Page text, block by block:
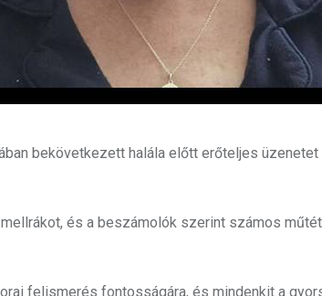
bekövetkezett halála előtt erőteljes
és a beszámolók szerint számos
felismerés fontosságára, és mindenkit a